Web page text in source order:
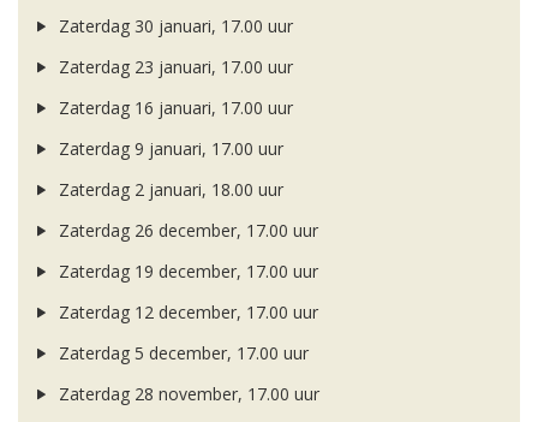
Zaterdag 30 januari, 17.00 uur
Zaterdag 23 januari, 17.00 uur
Zaterdag 16 januari, 17.00 uur
Zaterdag 9 januari, 17.00 uur
Zaterdag 2 januari, 18.00 uur
Zaterdag 26 december, 17.00 uur
Zaterdag 19 december, 17.00 uur
Zaterdag 12 december, 17.00 uur
Zaterdag 5 december, 17.00 uur
Zaterdag 28 november, 17.00 uur